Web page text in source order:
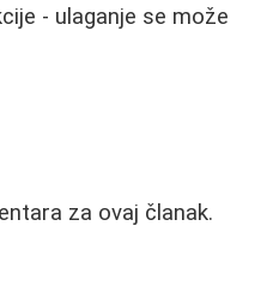
- ulaganje se može
za ovaj članak.